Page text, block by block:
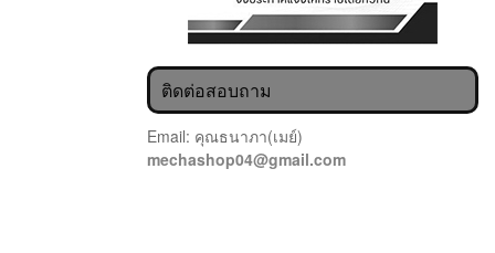
ติดต่อสอบถาม
Email: คุณธนาภา(เมย์)
mechashop04@gmail.com